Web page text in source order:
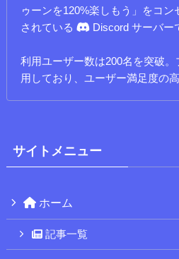
ゥーンを120%楽しもう」をコ
されている
Discord サーバー
利用ユーザー数は200名を突破
用しており、ユーザー満足度の
サイトメニュー
ホーム
記事一覧